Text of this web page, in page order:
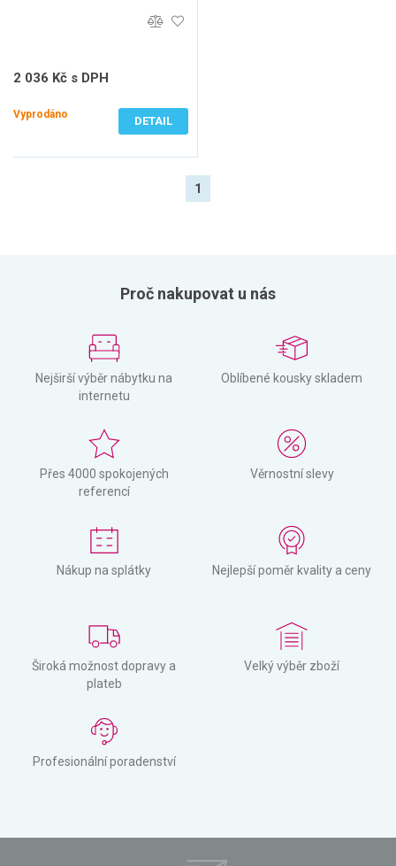
2 036 Kč s DPH
Vyprodáno
DETAIL
1
Proč nakupovat u nás
Nejširší výběr nábytku na
internetu
Oblíbené kousky skladem
Přes 4000 spokojených
referencí
Věrnostní slevy
Nákup na splátky Nejlepší poměr kvality a ceny
Široká možnost dopravy a
plateb
Velký výběr zboží
Profesionální poradenství